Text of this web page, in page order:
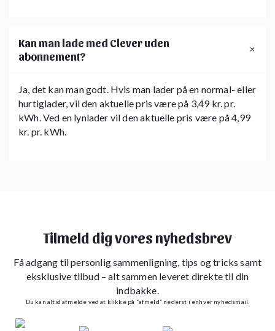
Kan man lade med Clever uden
abonnement?
Ja, det kan man godt. Hvis man lader på en normal- eller
hurtiglader, vil den aktuelle pris være på 3,49 kr. pr.
kWh. Ved en lynlader vil den aktuelle pris være på 4,99
kr. pr. kWh.
Tilmeld dig vores nyhedsbrev
Få adgang til personlig sammenligning, tips og tricks samt
eksklusive tilbud – alt sammen leveret direkte til din
indbakke.
Du kan altid afmelde ved at klikke på “afmeld” nederst i enhver nyhedsmail.